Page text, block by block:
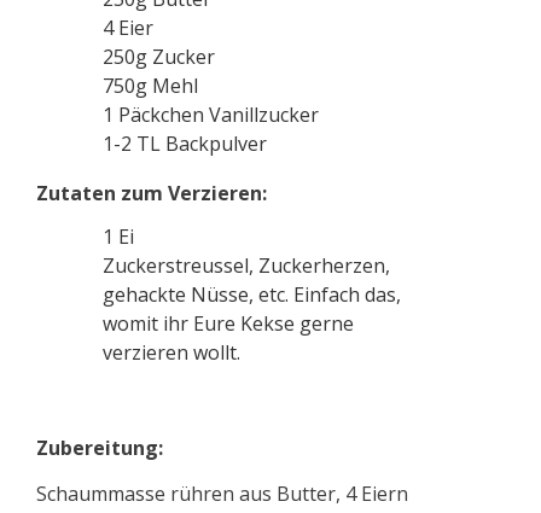
4 Eier
250g Zucker
750g Mehl
1 Päckchen Vanillzucker
1-2 TL Backpulver
Zutaten zum Verzieren:
1 Ei
Zuckerstreussel, Zuckerherzen,
gehackte Nüsse, etc. Einfach das,
womit ihr Eure Kekse gerne
verzieren wollt.
Zubereitung:
Schaummasse rühren aus Butter, 4 Eiern